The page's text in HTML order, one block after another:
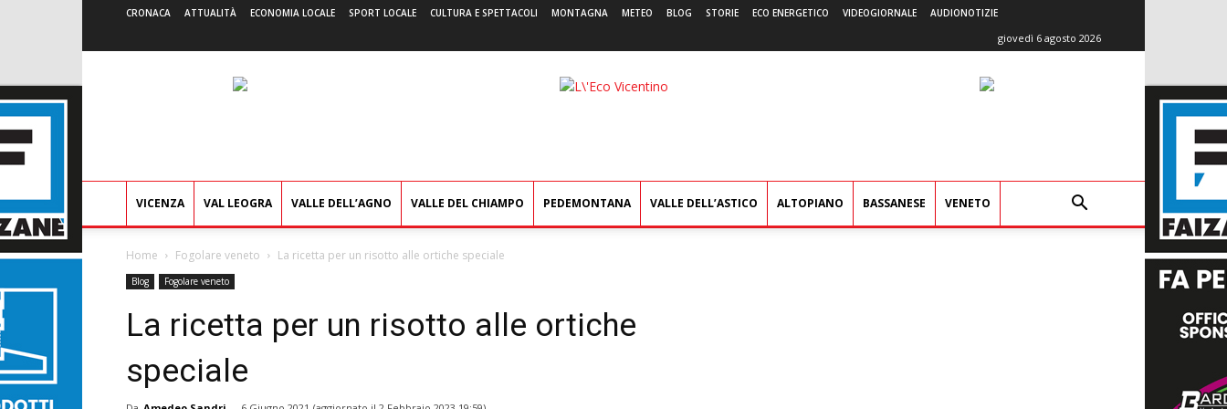
CRONACA ATTUALITÀ ECONOMIA LOCALE SPORT LOCALE CULTURA E SPETTACOLI MONTAGNA METEO BLOG STORIE ECO ENERGETICO VIDEOGIORNALE AUDIONOTIZIE
giovedì 6 agosto 2026
L'Eco
VICENZA VAL LEOGRA VALLE DELL’AGNO VALLE DEL CHIAMPO PEDEMONTANA VALLE DELL’ASTICO ALTOPIANO BASSANESE VENETO
Home Fogolare veneto La ricetta per un risotto alle ortiche speciale
Blog Fogolare veneto
La ricetta per un risotto alle ortiche
speciale